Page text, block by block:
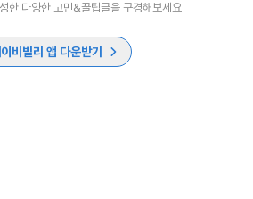
한 다양한 고민&꿀팁글을 구경해보세요
비빌리 앱 다운받기